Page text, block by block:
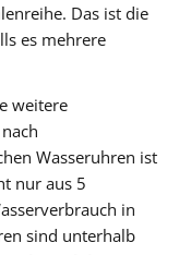
Das ist die
es mehrere
weitere
Wasseruhren ist
nur aus 5
in
sind unterhalb